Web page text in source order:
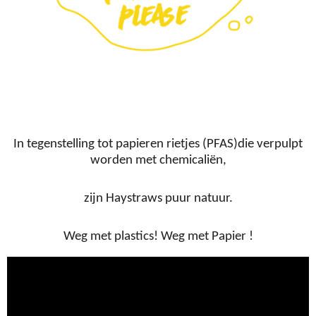
In tegenstelling tot papieren rietjes (PFAS)die verpulpt
worden met chemicaliën,
zijn Haystraws puur natuur.
Weg met plastics! Weg met Papier !